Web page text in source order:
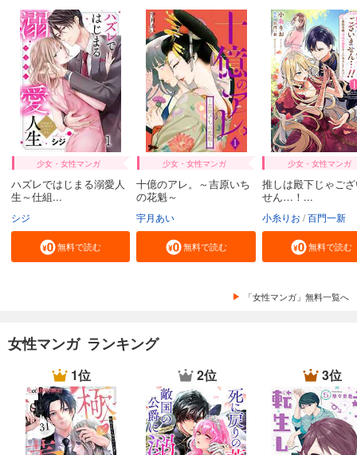
少女・女性マンガ
ハズレではじまる溺愛人
生～仕組...
シジ
無料で読む
少女・女性マンガ
十億のアレ。～吉原いち
の花魁～
宇月あい
無料で読む
少女・女性マンガ
推しは殿下じゃご
せん…！...
小糸りお 百門一新
無料で読む
「女性マンガ」無料一覧へ
女性マンガ ランキング
1位 2位 3位